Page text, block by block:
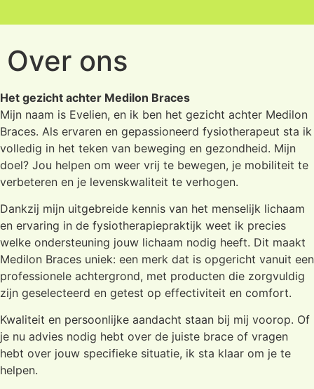
Over ons
Het gezicht achter Medilon Braces
Mijn naam is Evelien, en ik ben het gezicht achter Medilon
Braces. Als ervaren en gepassioneerd fysiotherapeut sta ik
volledig in het teken van beweging en gezondheid. Mijn
doel? Jou helpen om weer vrij te bewegen, je mobiliteit te
verbeteren en je levenskwaliteit te verhogen.
Dankzij mijn uitgebreide kennis van het menselijk lichaam
en ervaring in de fysiotherapiepraktijk weet ik precies
welke ondersteuning jouw lichaam nodig heeft. Dit maakt
Medilon Braces uniek: een merk dat is opgericht vanuit een
professionele achtergrond, met producten die zorgvuldig
zijn geselecteerd en getest op effectiviteit en comfort.
Kwaliteit en persoonlijke aandacht staan bij mij voorop. Of
je nu advies nodig hebt over de juiste brace of vragen
hebt over jouw specifieke situatie, ik sta klaar om je te
helpen.